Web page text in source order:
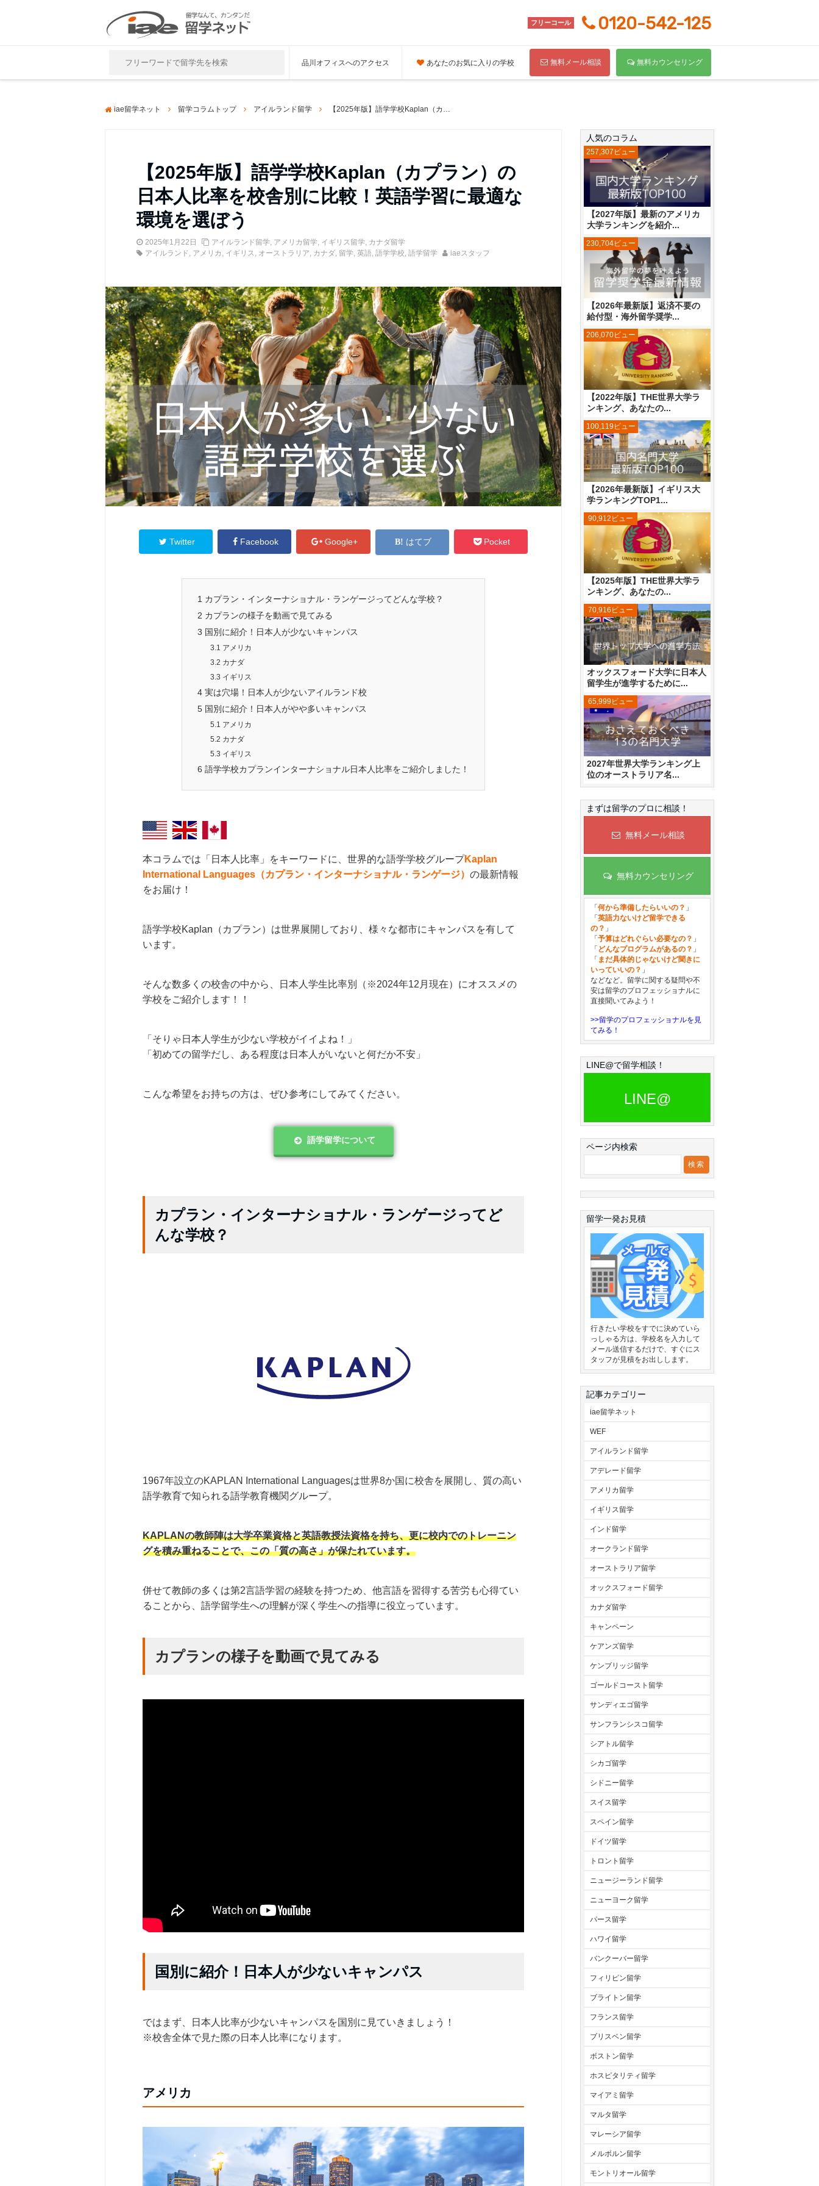
フリーコール 0120-542-125
品川オフィスへのアクセス あなたのお気に入りの学校 無料メール相談 無料カウンセリング
iae留学ネット 留学コラムトップ アイルランド留学 【2025年版】語学学校Kaplan（カプラン）の日本人比率を校舎別に比較！英語学習に最適な環境を選ぼう
【2025年版】語学学校Kaplan（カプラン）の
日本人比率を校舎別に比較！英語学習に最適な
環境を選ぼう
2025年1月22日 アイルランド留学, アメリカ留学, イギリス留学, カナダ留学
アイルランド , アメリカ , イギリス, オーストラリア, カナダ, 留学, 英語, 語学学校, 語学留学 iaeスタッフ
Twitter Facebook Google+ はてブ Pocket
1 カプラン・インターナショナル・ランゲージってどんな学校？
2 カプランの様子を動画で見てみる
3 国別に紹介！日本人が少ないキャンパス
3.1 アメリカ
3.2 カナダ
3.3 イギリス
4 実は穴場！日本人が少ないアイルランド校
5 国別に紹介！日本人がやや多いキャンパス
5.1 アメリカ
5.2 カナダ
5.3 イギリス
6 語学学校カプランインターナショナル日本人比率をご紹介しました！
本コラムでは「日本人比率」をキーワードに、世界的な語学学校グループKaplan
International Languages（カプラン・インターナショナル・ランゲージ） の最新情報
をお届け！
語学学校Kaplan（カプラン）は世界展開しており、様々な都市にキャンパスを有して
います。
そんな数多くの校舎の中から、日本人学生比率別（※2024年12月現在）にオススメの
学校をご紹介します！！
「そりゃ日本人学生が少ない学校がイイよね！」
「初めての留学だし、ある程度は日本人がいないと何だか不安」
こんな希望をお持ちの方は、ぜひ参考にしてみてください。
語学留学について
カプラン・インターナショナル・ランゲージってど
んな学校？
1967年設立のKAPLAN International Languagesは世界8か国に校舎を展開し、質の高い
語学教育で知られる語学教育機関グループ。
KAPLANの教師陣は大学卒業資格と英語教授法資格を持ち、更に校内でのトレーニン
グを積み重ねることで、この「質の高さ」が保たれています。
併せて教師の多くは第2言語学習の経験を持つため、他言語を習得する苦労も心得てい
ることから、語学留学生への理解が深く学生への指導に役立っています。
カプランの様子を動画で見てみる
国別に紹介！日本人が少ないキャンパス
ではまず、日本人比率が少ないキャンパスを国別に見ていきましょう！
※校舎全体で見た際の日本人比率になります。
アメリカ
人気のコラム
【2027年版】最新のアメリカ
大学ランキングを紹介...
257,307ビュー
【2026年最新版】返済不要の
給付型・海外留学奨学...
230,704ビュー
【2022年版】THE世界大学ラ
ンキング、あなたの...
206,070ビュー
【2026年最新版】イギリス大
学ランキングTOP1...
100,119ビュー
【2025年版】THE世界大学ラ
ンキング、あなたの...
90,912ビュー
オックスフォード大学に日本人
留学生が進学するために...
70,916ビュー
2027年世界大学ランキング上
位のオーストラリア名...
65,999ビュー
まずは留学のプロに相談！
無料メール相談
無料カウンセリング
「 何から準備したらいいの？ 」
「 英語力ないけど留学できる
の？ 」
「 予算はどれぐらい必要なの？ 」
「 どんなプログラムがあるの？ 」
「 まだ具体的じゃないけど聞きに
いっていいの？ 」
などなど。留学に関する疑問や不
安は留学のプロフェッショナルに
直接聞いてみよう！
>>留学のプロフェッショナルを見
てみる！
LINE@で留学相談！
LINE@
ページ内検索
留学一発お見積
行きたい学校をすでに決めていら
っしゃる方は、学校名を入力して
メール送信するだけで、すぐにス
タッフが見積をお出しします。
記事カテゴリー
iae留学ネット
WEF
アイルランド留学
アデレード留学
アメリカ留学
イギリス留学
インド留学
オークランド留学
オーストラリア留学
オックスフォード留学
カナダ留学
キャンペーン
ケアンズ留学
ケンブリッジ留学
ゴールドコースト留学
サンディエゴ留学
サンフランシスコ留学
シアトル留学
シカゴ留学
シドニー留学
スイス留学
スペイン留学
ドイツ留学
トロント留学
ニュージーランド留学
ニューヨーク留学
パース留学
ハワイ留学
バンクーバー留学
フィリピン留学
ブライトン留学
フランス留学
ブリスベン留学
ボストン留学
ホスピタリティ留学
マイアミ留学
マルタ留学
マレーシア留学
メルボルン留学
モントリオール留学